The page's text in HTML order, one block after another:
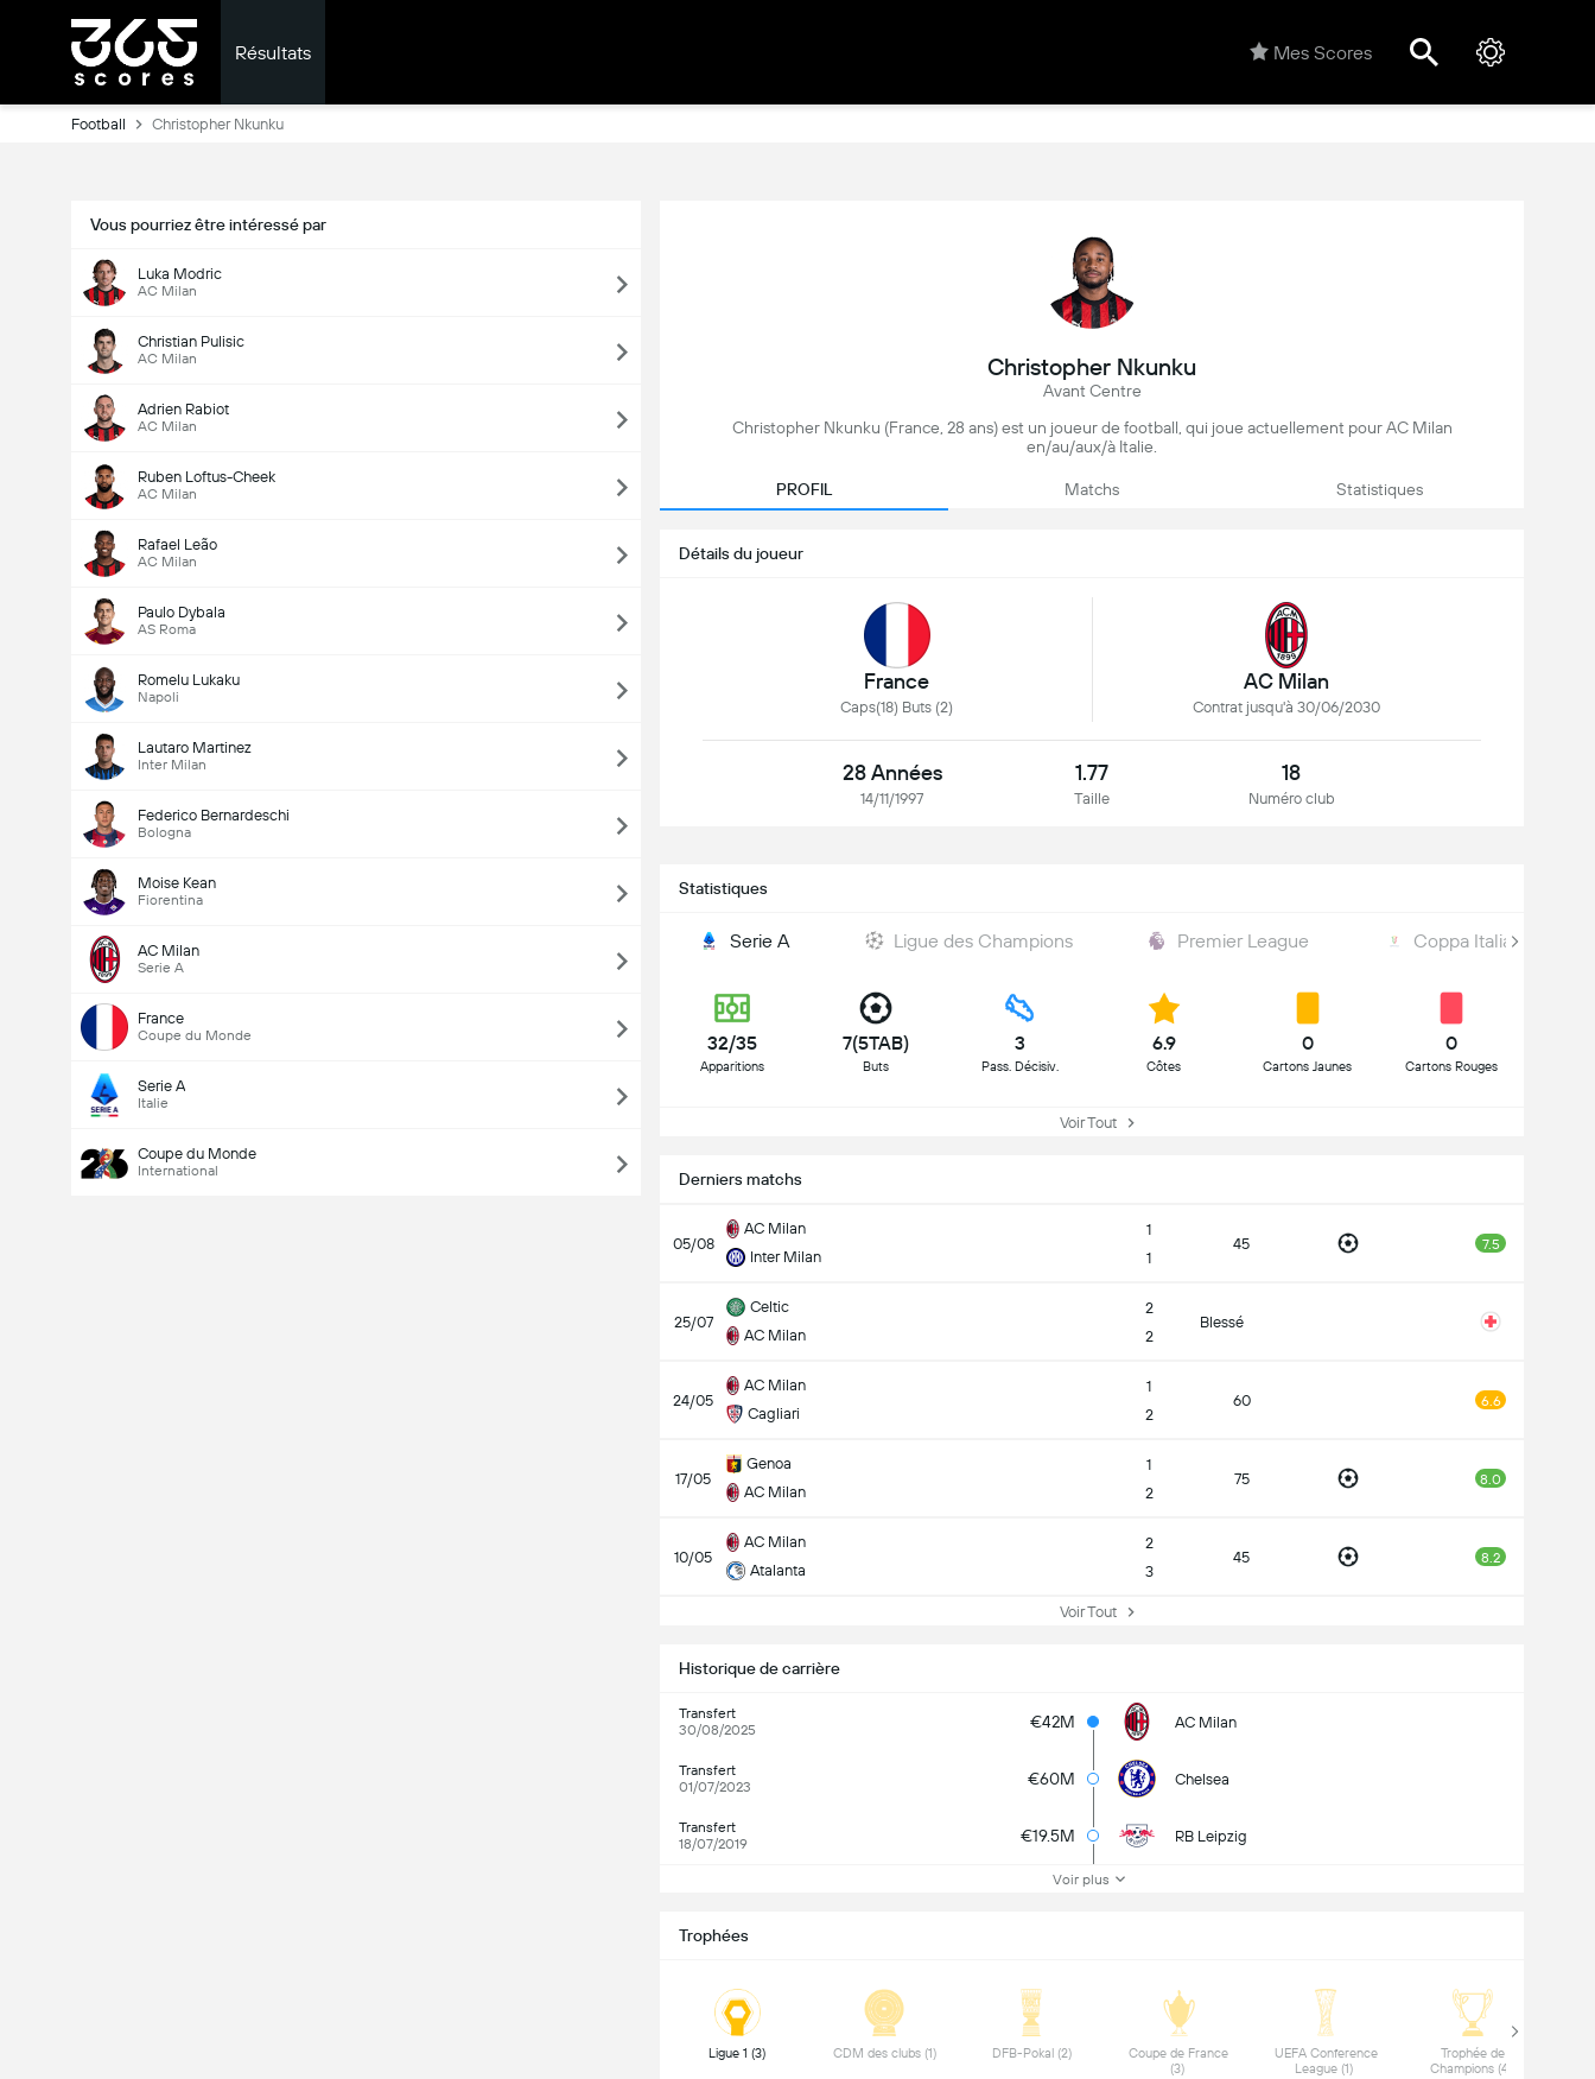
Résultats Mes Scores
Football Christopher Nkunku
Vous pourriez être intéressé par
Luka Modric
AC Milan
Christian Pulisic
AC Milan
Adrien Rabiot
AC Milan
Ruben Loftus-Cheek
AC Milan
Rafael Leão
AC Milan
Paulo Dybala
AS Roma
Romelu Lukaku
Napoli
Lautaro Martinez
Inter Milan
Federico Bernardeschi
Bologna
Moise Kean
Fiorentina
AC Milan
Serie A
France
Coupe du Monde
Serie A
Italie
Coupe du Monde
International
Christopher Nkunku
Avant Centre
Christopher Nkunku (France, 28 ans) est un joueur de football, qui joue actuellement pour AC Milan
en/au/aux/à Italie.
PROFIL Matchs Statistiques
Détails du joueur
France
Caps(18) Buts (2)
AC Milan
Contrat jusqu'à 30/06/2030
28 Années
14/11/1997
1.77
Taille
18
Numéro club
Statistiques
Serie A Ligue des Champions Premier League Coppa Italia
32/35
Apparitions
7(5TAB)
Buts
3
Pass. Décisiv.
6.9
Côtes
0
Cartons Jaunes
0
Cartons Rouges
Voir Tout
Derniers matchs
05/08
AC Milan
Inter Milan
1
1
45 7.5
25/07
Celtic
AC Milan
2
2
Blessé
24/05
AC Milan
Cagliari
1
2
60 6.6
17/05
Genoa
AC Milan
1
2
75 8.0
10/05
AC Milan
Atalanta
2
3
45 8.2
Voir Tout
Historique de carrière
Transfert
30/08/2025
€42M AC Milan
Transfert
01/07/2023
€60M Chelsea
Transfert
18/07/2019
€19.5M RB Leipzig
Voir plus
Trophées
CDM des clubs (1) DFB-Pokal (2)
Coupe de France
(3)
UEFA Conference
Trophée de